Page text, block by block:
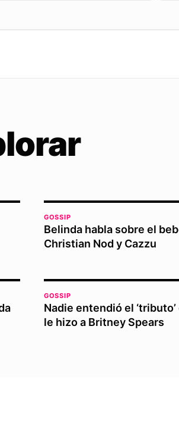
GOSSIP
Belinda habla sobre el
Christian Nod y Cazzu
GOSSIP
Nadie entendió el
le hizo a Britney Spears